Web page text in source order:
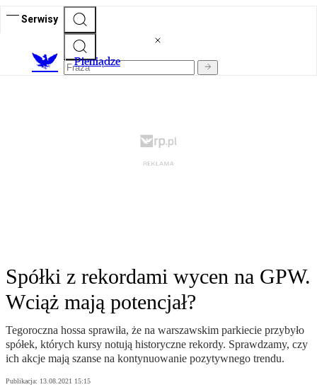
Serwisy
Pieniądze
Spółki z rekordami wycen na GPW.
Wciąż mają potencjał?
Tegoroczna hossa sprawiła, że na warszawskim parkiecie przybyło
spółek, których kursy notują historyczne rekordy. Sprawdzamy, czy
ich akcje mają szanse na kontynuowanie pozytywnego trendu.
Publikacja: 13.08.2021 15:15